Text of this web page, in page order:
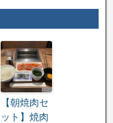
【朝焼肉セ
ット】焼肉